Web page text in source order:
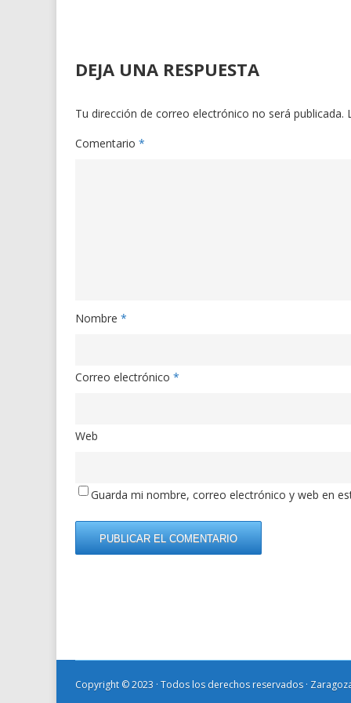
DEJA UNA RESPUESTA
Tu dirección de correo electrónico no será publicada.
Comentario *
Nombre *
Correo electrónico *
Web
Guarda mi nombre, correo electrónico y web en
Copyright © 2023 · Todos los derechos reservados ·